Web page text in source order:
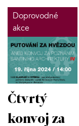
Doprovodné
akce
Čtvrtý
konvoj za